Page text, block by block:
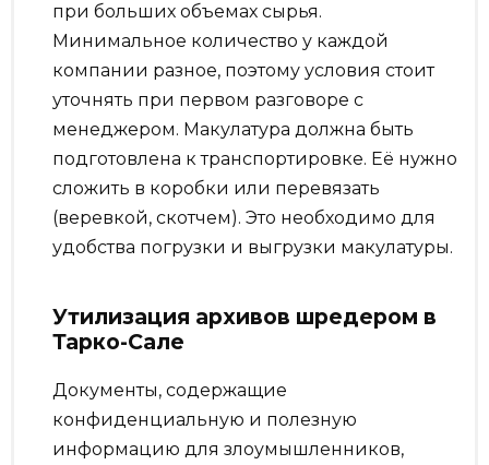
при больших объемах сырья.
Минимальное количество у каждой
компании разное, поэтому условия стоит
уточнять при первом разговоре с
менеджером. Макулатура должна быть
подготовлена к транспортировке. Её нужно
сложить в коробки или перевязать
(веревкой, скотчем). Это необходимо для
удобства погрузки и выгрузки макулатуры.
Утилизация архивов шредером в
Тарко-Сале
Документы, содержащие
конфиденциальную и полезную
информацию для злоумышленников,